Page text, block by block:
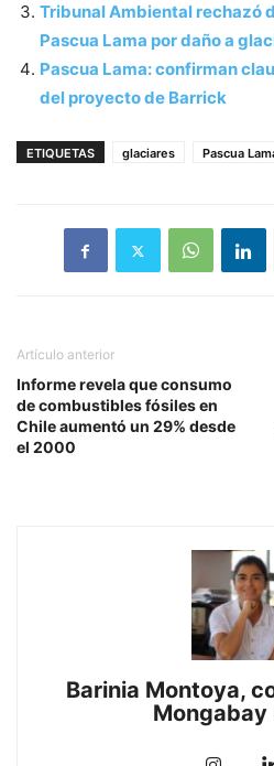
Tribunal Ambiental rechazó
Pascua Lama por daño a
Pascua Lama: confirman
del proyecto de Barrick
ETIQUETAS glaciares Pascua
Artículo anterior
Informe revela que consumo
de combustibles fósiles en
Chile aumentó un 29% desde
el 2000
Barinia Montoya,
Mongabay